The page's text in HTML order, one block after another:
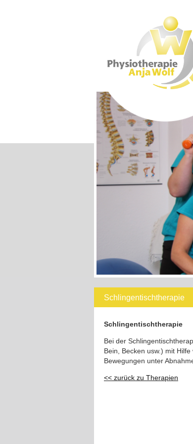
Schlingentischtherapie
Schlingentischtherapie
Bei der
Bein, Becken usw.) mit
Bewegungen unter
<< zurück zu Therapien